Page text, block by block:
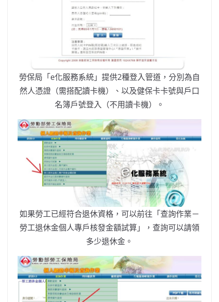
勞保局「e化服務系統」提供2種登入管道，分別為自
然人憑證（需搭配讀卡機）、以及健保卡卡號與戶口
名簿戶號登入（不用讀卡機）。
如果勞工已經符合退休資格，可以前往「查詢作業－
勞工退休金個人專戶核發金額試算」，查詢可以請領
多少退休金。